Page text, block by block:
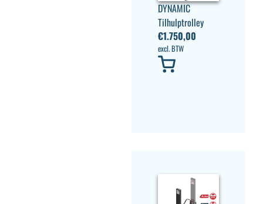
DYNAMIC
Tilhulptrolley
€1.750,00
excl. BTW